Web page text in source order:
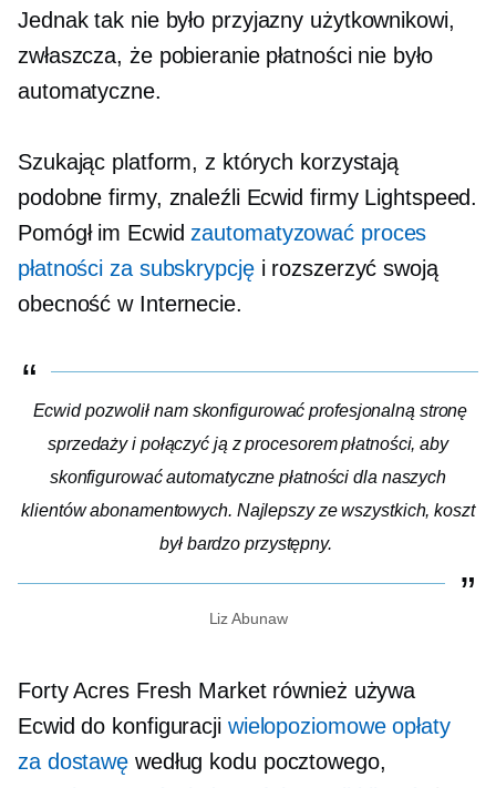
Jednak tak nie było przyjazny użytkownikowi,
zwłaszcza, że ​​pobieranie płatności nie było
automatyczne.
Szukając platform, z których korzystają
podobne firmy, znaleźli Ecwid firmy Lightspeed.
Pomógł im Ecwidzautomatyzować proces
płatności za subskrypcjęi rozszerzyć swoją
obecność w Internecie.
Ecwid pozwolił nam skonfigurować profesjonalną stronę
sprzedaży i połączyć ją z procesorem płatności, aby
skonfigurować automatyczne płatności dla naszych
klientów abonamentowych. Najlepszy ze wszystkich, koszt
był bardzo przystępny.
Liz Abunaw
Forty Acres Fresh Market również używa
Ecwid do konfiguracji wielopoziomowe opłaty
za dostawę według kodu pocztowego,